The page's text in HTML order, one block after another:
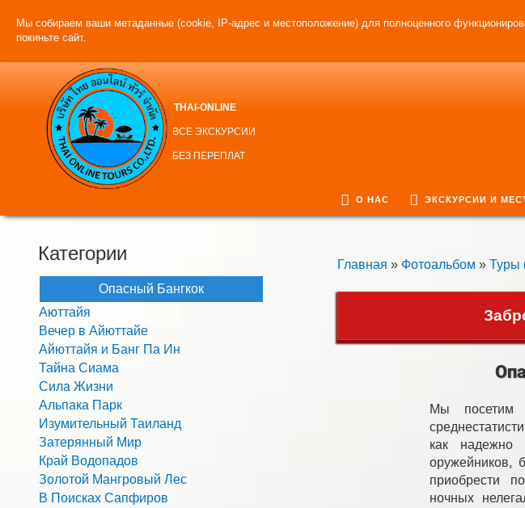
Мы собираем ваши метаданные (cookie, IP-адрес и местоположение) для полноценного
покиньте сайт.
THAI-ONLINE
ВСЕ ЭКСКУРСИИ
БЕЗ ПЕРЕПЛАТ
О НАС ЭКСКУРСИИ И
Главная » Фотоальбом » Туры
Мы посетим
как надежно
оружейников,
приобрести
ночных
Категории
Опасный Бангкок
Аюттайя
Вечер в Айюттайе
Айюттайя и Банг Па Ин
Тайна Сиама
Сила Жизни
Альпака Парк
Изумительный Таиланд
Затерянный Мир
Край Водопадов
Золотой Мангровый Лес
В Поисках Сапфиров